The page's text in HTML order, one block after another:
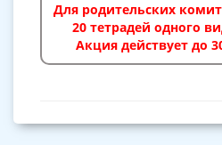
Для родительских
20 тетрадей одного
Акция действует до